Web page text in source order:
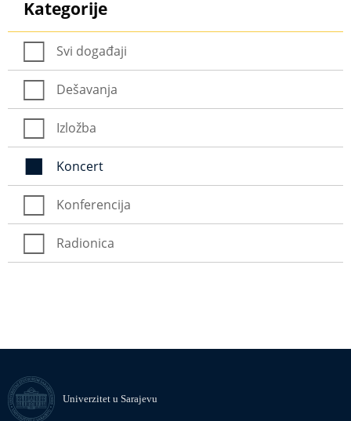
Kategorije
Svi događaji
Dešavanja
Izložba
Koncert
Konferencija
Radionica
Univerzitet u Sarajevu